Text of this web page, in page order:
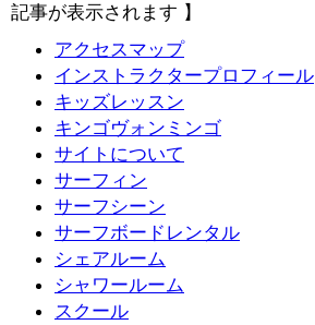
記事が表示されます 】
アクセスマップ
インストラクタープロフィール
キッズレッスン
キンゴヴォンミンゴ
サイトについて
サーフィン
サーフシーン
サーフボードレンタル
シェアルーム
シャワールーム
スクール